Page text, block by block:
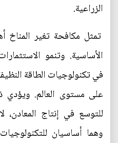
الزراعية.
تمثل مكافحة تغير المناخ
الأساسية. وتنمو
في تكنولوجيات الطاقة
على مستوى العالم. ويؤدي
للتوسع في إنتاج المعادن،
وهما أساسيان